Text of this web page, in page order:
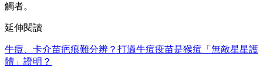
觸者。
延伸閱讀
牛痘、卡介苗疤痕難分辨？打過牛痘疫苗是猴痘「無敵星星護
體」證明？